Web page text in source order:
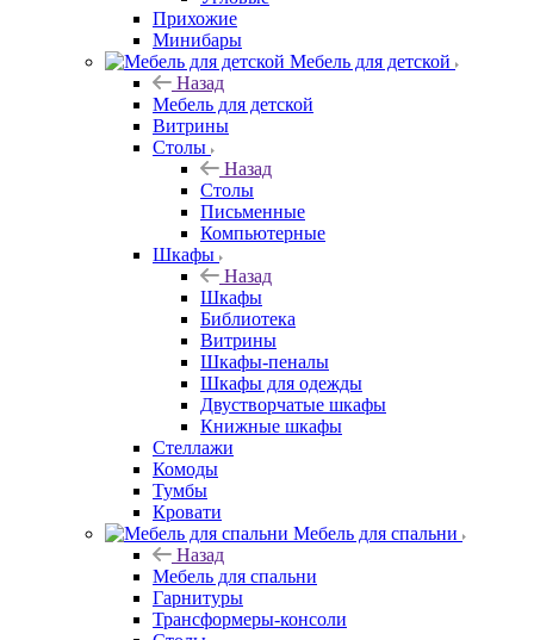
Прихожие
Минибары
Мебель для детской
Назад
Мебель для детской
Витрины
Столы
Назад
Столы
Письменные
Компьютерные
Шкафы
Назад
Шкафы
Библиотека
Витрины
Шкафы-пеналы
Шкафы для одежды
Двустворчатые шкафы
Книжные шкафы
Стеллажи
Комоды
Тумбы
Кровати
Мебель для спальни
Назад
Мебель для спальни
Гарнитуры
Трансформеры-консоли